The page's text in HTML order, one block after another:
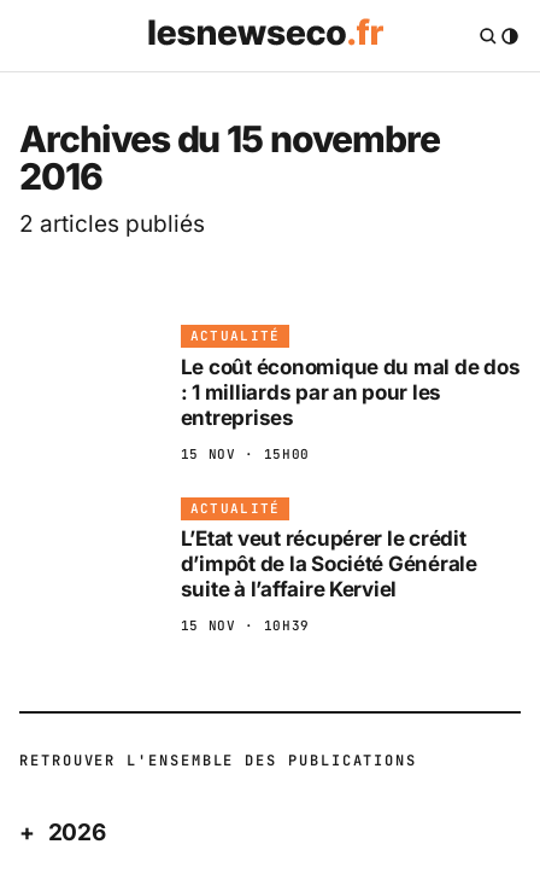
Les News Eco .fr —
Archives du 15 novembre
2016
2 articles publiés
ACTUALITÉ
Le coût économique du mal de dos
: 1 milliards par an pour les
entreprises
15 NOV · 15H00
ACTUALITÉ
L’Etat veut récupérer le crédit
d’impôt de la Société Générale
suite à l’affaire Kerviel
15 NOV · 10H39
RETROUVER L'ENSEMBLE DES PUBLICATIONS
2026